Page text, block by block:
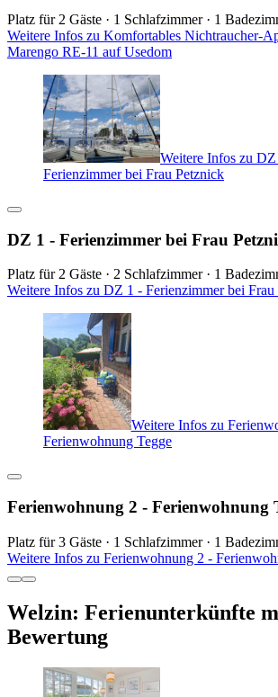
Platz für 2 Gäste · 1 Schlafzimmer · 1
Weitere Infos zu Komfortables Nichtraucher-
Marengo RE-11 auf Usedom
Weitere Infos zu
Ferienzimmer bei Frau Petznick
DZ 1 - Ferienzimmer bei Frau
Platz für 2 Gäste · 2 Schlafzimmer · 1
Weitere Infos zu DZ 1 - Ferienzimmer bei Frau
Weitere Infos zu
Ferienwohnung Tegge
Ferienwohnung 2 - Ferienwohnung
Platz für 3 Gäste · 1 Schlafzimmer · 1
Weitere Infos zu Ferienwohnung 2 -
Welzin: Ferienunterkünfte
Bewertung